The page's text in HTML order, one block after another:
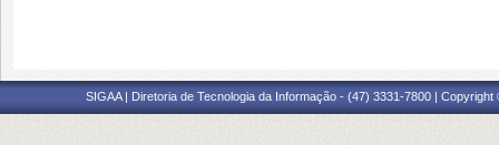
SIGAA | Diretoria de Tecnologia da Informação - (47) 3331-7800 |